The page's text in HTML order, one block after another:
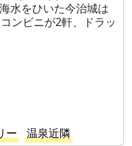
水をひいた今治城は
ンビニが2軒、ドラッ
ー
温泉近隣